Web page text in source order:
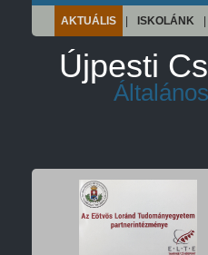
AKTUÁLIS ISKOLÁNK
Újpesti